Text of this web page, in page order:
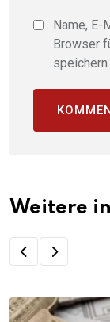
Name, E-
Browser
speichern.
Weitere